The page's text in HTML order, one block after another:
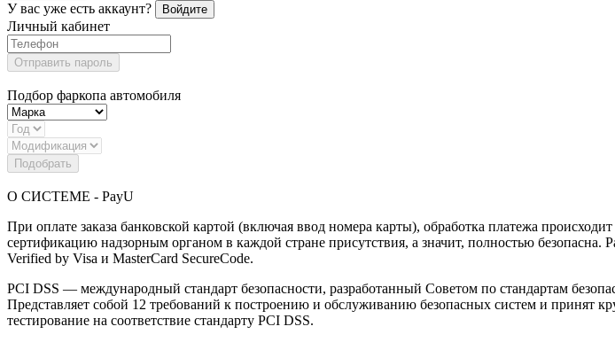
У вас уже есть аккаунт? Войдите
Личный кабинет
Отправить пароль
Подбор фаркопа автомобиля
Подобрать
О СИСТЕМЕ - PayU
При оплате заказа банковской картой (включая ввод номера карты), обработка платежа
сертификацию надзорным органом в каждой стране присутствия, а значит, полностью безопасна.
Verified by Visa и MasterCard SecureCode.
PCI DSS — международный стандарт безопасности, разработанный Советом по стандартам
Представляет собой 12 требований к построению и обслуживанию безопасных систем и
тестирование на соответствие стандарту PCI DSS.